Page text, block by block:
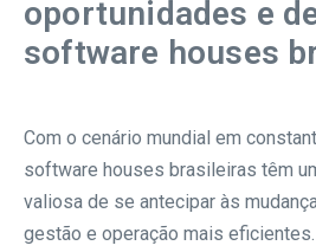
oportunidades e
software houses
Com o cenário mundial em
software houses brasileiras têm
valiosa de se antecipar às
gestão e operação mais